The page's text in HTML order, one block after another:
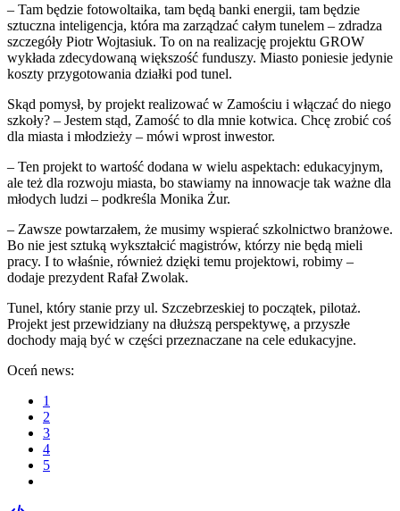
– Tam będzie fotowoltaika, tam będą banki energii, tam będzie
sztuczna inteligencja, która ma zarządzać całym tunelem – zdradza
szczegóły Piotr Wojtasiuk. To on na realizację projektu GROW
wykłada zdecydowaną większość funduszy. Miasto poniesie jedynie
koszty przygotowania działki pod tunel.
Skąd pomysł, by projekt realizować w Zamościu i włączać do niego
szkoły? – Jestem stąd, Zamość to dla mnie kotwica. Chcę zrobić coś
dla miasta i młodzieży – mówi wprost inwestor.
– Ten projekt to wartość dodana w wielu aspektach: edukacyjnym,
ale też dla rozwoju miasta, bo stawiamy na innowacje tak ważne dla
młodych ludzi – podkreśla Monika Żur.
– Zawsze powtarzałem, że musimy wspierać szkolnictwo branżowe.
Bo nie jest sztuką wykształcić magistrów, którzy nie będą mieli
pracy. I to właśnie, również dzięki temu projektowi, robimy –
dodaje prezydent Rafał Zwolak.
Tunel, który stanie przy ul. Szczebrzeskiej to początek, pilotaż.
Projekt jest przewidziany na dłuższą perspektywę, a przyszłe
dochody mają być w części przeznaczane na cele edukacyjne.
Oceń news:
1
2
3
4
5